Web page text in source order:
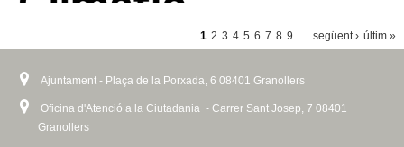
G
1 2 3 4 5 6 7 8 9 … següent › últim »
Ajuntament - Plaça de la Porxada, 6 08401 Granollers
Oficina d'Atenció a la Ciutadania - Carrer Sant Josep, 7 08401
Granollers